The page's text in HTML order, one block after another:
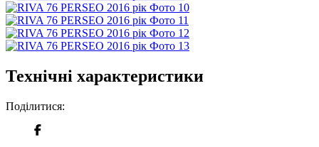
Технічні характеристики
Поділитися: